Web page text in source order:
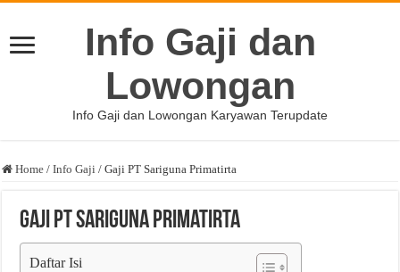
Info Gaji dan
Lowongan
Info Gaji dan Lowongan Karyawan Terupdate
Home / Info Gaji / Gaji PT Sariguna Primatirta
Gaji PT Sariguna Primatirta
Daftar Isi